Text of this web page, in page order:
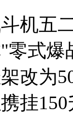
机五
零式爆
改为
挂